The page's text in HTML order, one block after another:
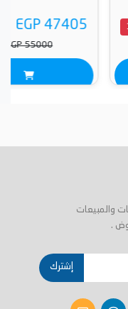
EGP
- 14%
EGP 55000
والمبيعات
.
إشترك